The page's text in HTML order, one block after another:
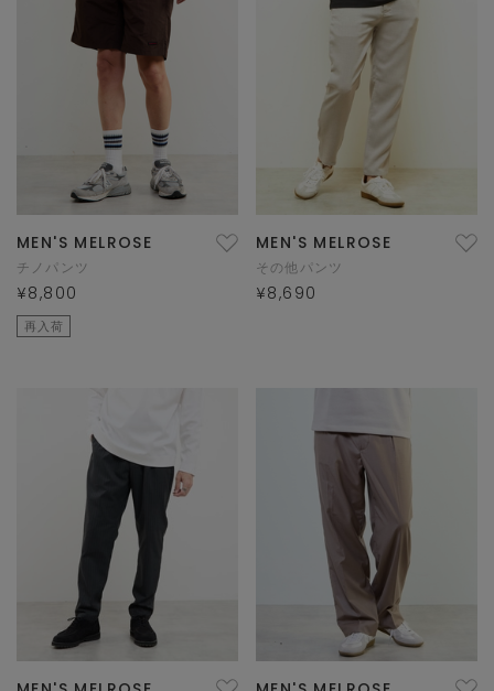
MEN'S MELROSE
チノパンツ
¥8,800
再入荷
MEN'S MELROSE
その他パンツ
¥8,690